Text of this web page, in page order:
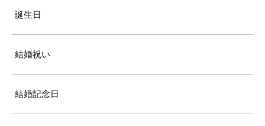
誕生日
結婚祝い
結婚記念日